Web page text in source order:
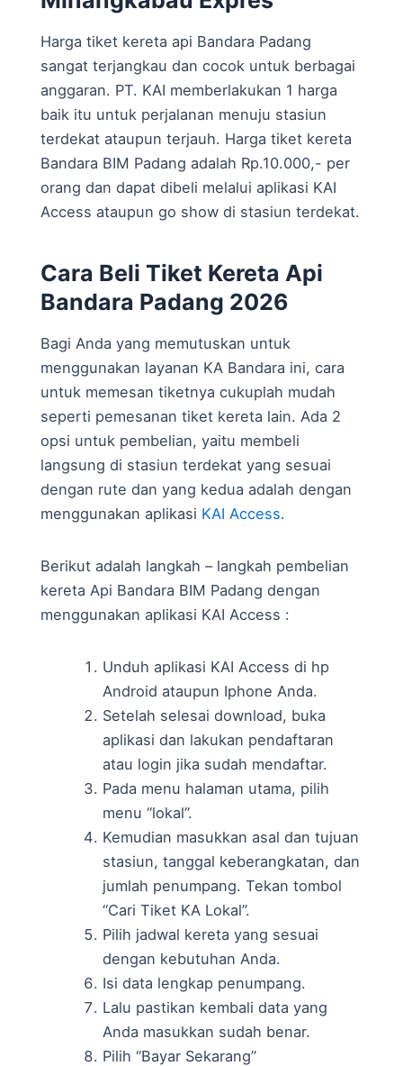
Harga tiket kereta api Bandara Padang
sangat terjangkau dan cocok untuk berbagai
anggaran. PT. KAI memberlakukan 1 harga
baik itu untuk perjalanan menuju stasiun
terdekat ataupun terjauh. Harga tiket kereta
Bandara BIM Padang adalah Rp.10.000,- per
orang dan dapat dibeli melalui aplikasi KAI
Access ataupun go show di stasiun terdekat.
Cara Beli Tiket Kereta Api
Bandara Padang 2026
Bagi Anda yang memutuskan untuk
menggunakan layanan KA Bandara ini, cara
untuk memesan tiketnya cukuplah mudah
seperti pemesanan tiket kereta lain. Ada 2
opsi untuk pembelian, yaitu membeli
langsung di stasiun terdekat yang sesuai
dengan rute dan yang kedua adalah dengan
menggunakan aplikasi KAI Access.
Berikut adalah langkah – langkah pembelian
kereta Api Bandara BIM Padang dengan
menggunakan aplikasi KAI Access :
Unduh aplikasi KAI Access di hp
Android ataupun Iphone Anda.
Setelah selesai download, buka
aplikasi dan lakukan pendaftaran
atau login jika sudah mendaftar.
Pada menu halaman utama, pilih
menu “lokal”.
Kemudian masukkan asal dan tujuan
stasiun, tanggal keberangkatan, dan
jumlah penumpang. Tekan tombol
“Cari Tiket KA Lokal”.
Pilih jadwal kereta yang sesuai
dengan kebutuhan Anda.
Isi data lengkap penumpang.
Lalu pastikan kembali data yang
Anda masukkan sudah benar.
Pilih “Bayar Sekarang”